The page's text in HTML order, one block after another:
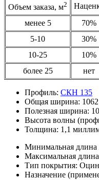
Объем заказа, м2
менее 5
70%
5-10
30%
10-25
10%
более 25
нет
Профиль: СКН 135
Общая ширина:
Полезная ширина:
Высота волны
Толщина: 1,1
Минимальная длина
Максимальная
Тип покрытия:
Назначение